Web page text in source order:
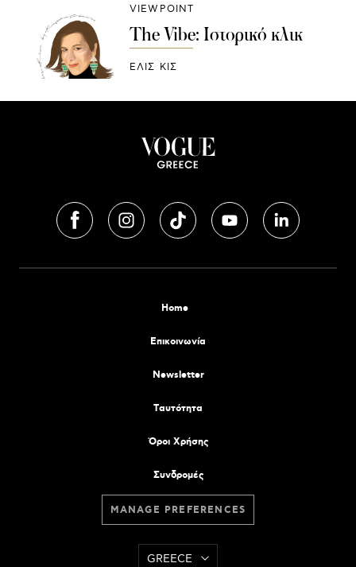
VIEWPOINT
The Vibe: Ιστορικό κλικ
ΕΛΙΣ ΚΙΣ
Home
Επικοινωνία
Newsletter
Tαυτότητα
Όροι Χρήσης
Συνδρομές
MANAGE PREFERENCES
GREECE